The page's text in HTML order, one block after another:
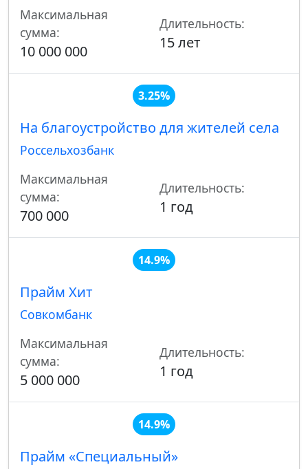
Максимальная
сумма:
10 000 000
Длительность:
15 лет
3.25%
На благоустройство для жителей села
Россельхозбанк
Максимальная
сумма:
700 000
Длительность:
1 год
14.9%
Прайм Хит
Совкомбанк
Максимальная
сумма:
5 000 000
Длительность:
1 год
14.9%
Прайм «Специальный»